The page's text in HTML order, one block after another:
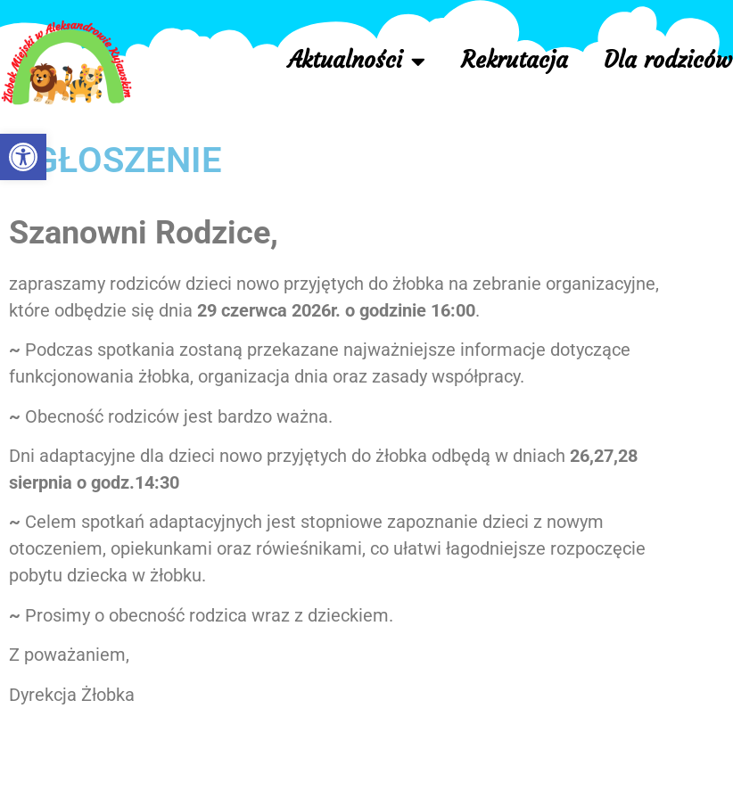
Otwórz pasek narzędzi
Aktualności Rekrutacja Dla rodziców
OGŁOSZENIE
Szanowni Rodzice,
zapraszamy rodziców dzieci nowo przyjętych do żłobka na zebranie organizacyjne,
które odbędzie się dnia 29 czerwca 2026r. o godzinie 16:00.
~ Podczas spotkania zostaną przekazane najważniejsze informacje dotyczące
funkcjonowania żłobka, organizacja dnia oraz zasady współpracy.
~ Obecność rodziców jest bardzo ważna.
Dni adaptacyjne dla dzieci nowo przyjętych do żłobka odbędą w dniach 26,27,28
sierpnia o godz.14:30
~ Celem spotkań adaptacyjnych jest stopniowe zapoznanie dzieci z nowym
otoczeniem, opiekunkami oraz rówieśnikami, co ułatwi łagodniejsze rozpoczęcie
pobytu dziecka w żłobku.
~ Prosimy o obecność rodzica wraz z dzieckiem.
Z poważaniem,
Dyrekcja Żłobka